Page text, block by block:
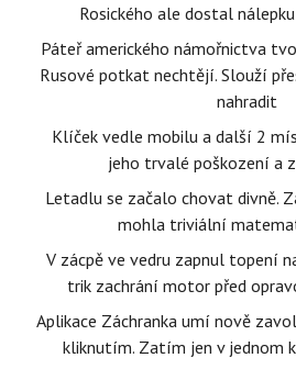
Rosického ale dostal
Páteř amerického námořnictva
Rusové potkat nechtějí. Slouží
nahradit
Klíček vedle mobilu a další 2
jeho trvalé poškození a
Letadlu se začalo chovat divně.
mohla triviální
V zácpě ve vedru zapnul topení
trik zachrání motor před
Aplikace Záchranka umí nově
kliknutím. Zatím jen v jednom